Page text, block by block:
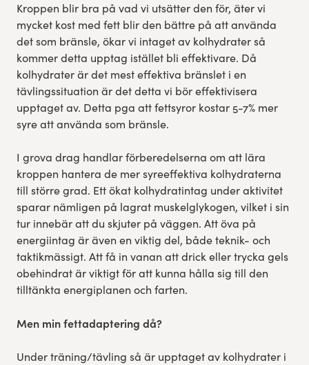
Kroppen blir bra på vad vi utsätter den för, äter vi
mycket kost med fett blir den bättre på att använda
det som bränsle, ökar vi intaget av kolhydrater så
kommer detta upptag istället bli effektivare. Då
kolhydrater är det mest effektiva bränslet i en
tävlingssituation är det detta vi bör effektivisera
upptaget av. Detta pga att fettsyror kostar 5-7% mer
syre att använda som bränsle.
I grova drag handlar förberedelserna om att lära
kroppen hantera de mer syreeffektiva kolhydraterna
till större grad. Ett ökat kolhydratintag under aktivitet
sparar nämligen på lagrat muskelglykogen, vilket i sin
tur innebär att du skjuter på väggen. Att öva på
energiintag är även en viktig del, både teknik- och
taktikmässigt. Att få in vanan att drick eller trycka gels
obehindrat är viktigt för att kunna hålla sig till den
tilltänkta energiplanen och farten.
Men min fettadaptering då?
Under träning/tävling så är upptaget av kolhydrater i